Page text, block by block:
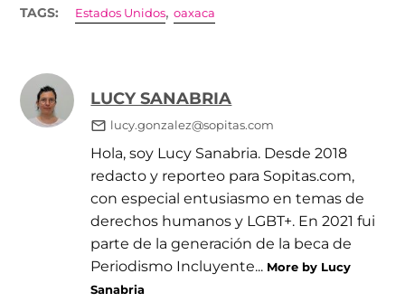
TAGS: Estados Unidos,oaxaca
LUCY SANABRIA
lucy.gonzalez@sopitas.com
Hola, soy Lucy Sanabria. Desde 2018
redacto y reporteo para Sopitas.com,
con especial entusiasmo en temas de
derechos humanos y LGBT+. En 2021 fui
parte de la generación de la beca de
Periodismo Incluyente... More by Lucy
Sanabria